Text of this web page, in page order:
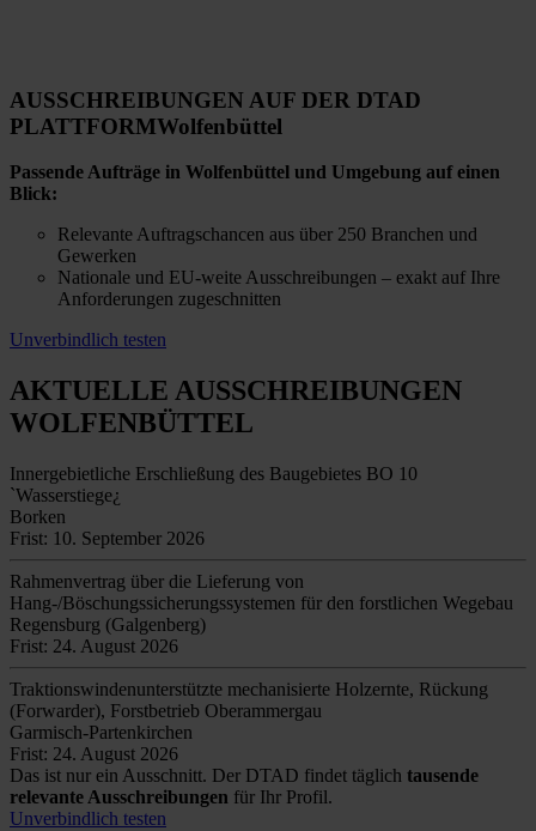
AUSSCHREIBUNGEN AUF DER DTAD
PLATTFORMWolfenbüttel
Passende Aufträge in Wolfenbüttel und Umgebung auf einen
Blick:
Relevante Auftragschancen aus über 250 Branchen und
Gewerken
Nationale und EU-weite Ausschreibungen – exakt auf Ihre
Anforderungen zugeschnitten
Unverbindlich testen
AKTUELLE AUSSCHREIBUNGEN
WOLFENBÜTTEL
Innergebietliche Erschließung des Baugebietes BO 10
`Wasserstiege¿
Borken
Frist: 10. September 2026
Rahmenvertrag über die Lieferung von
Hang-/Böschungssicherungssystemen für den forstlichen Wegebau
Regensburg (Galgenberg)
Frist: 24. August 2026
Traktionswindenunterstützte mechanisierte Holzernte, Rückung
(Forwarder), Forstbetrieb Oberammergau
Garmisch-Partenkirchen
Frist: 24. August 2026
Das ist nur ein Ausschnitt. Der DTAD findet täglich tausende
relevante Ausschreibungen für Ihr Profil.
Unverbindlich testen